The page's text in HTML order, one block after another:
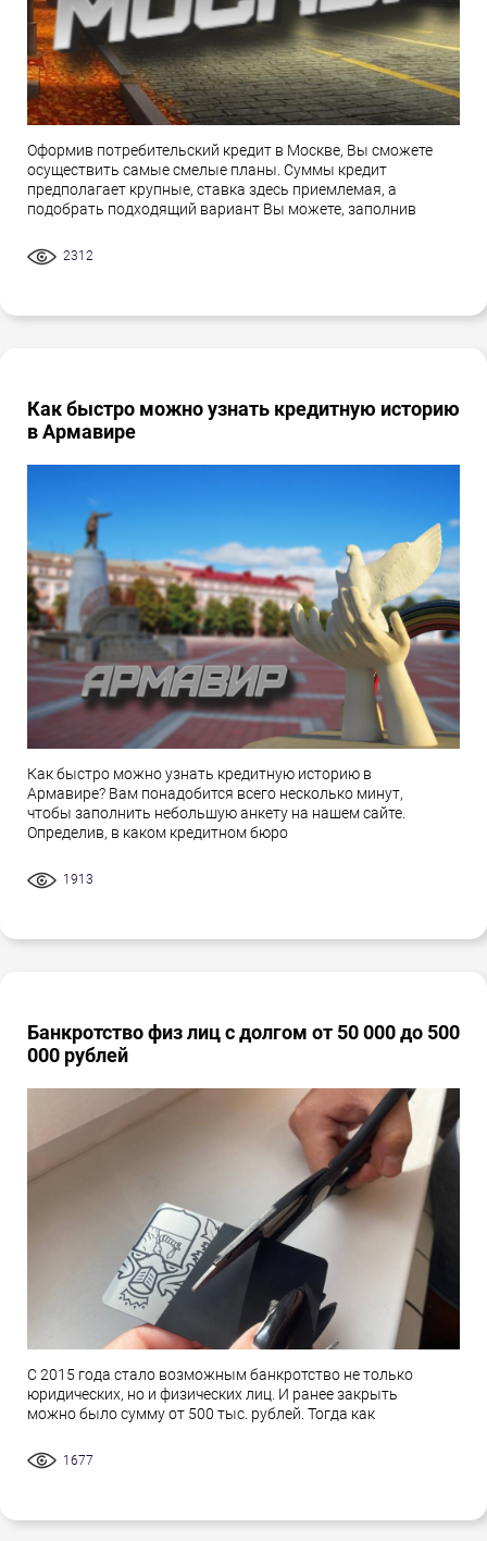
Оформив потребительский кредит в Москве, Вы сможете
осуществить самые смелые планы. Суммы кредит
предполагает крупные, ставка здесь приемлемая, а
подобрать подходящий вариант Вы можете, заполнив
2312
Как быстро можно узнать кредитную историю
в Армавире
Как быстро можно узнать кредитную историю в
Армавире? Вам понадобится всего несколько минут,
чтобы заполнить небольшую анкету на нашем сайте.
Определив, в каком кредитном бюро
1913
Банкротство физ лиц с долгом от 50 000 до 500
000 рублей
С 2015 года стало возможным банкротство не только
юридических, но и физических лиц. И ранее закрыть
можно было сумму от 500 тыс. рублей. Тогда как
1677